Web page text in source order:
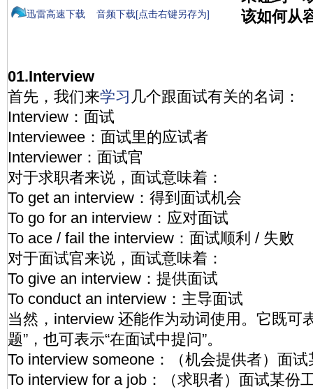
迅雷高速下载 音频下载[点击右键另存为]
该如何从
01.Interview
首先，我们来学习 几个跟面试有关的名词：
Interview：面试
Interviewee：面试里的应试者
Interviewer：面试官
对于求职者来说，面试意味着：
To get an interview：得到面试机会
To go for an interview：应对面试
To ace / fail the interview：面试顺利 / 失败
对于面试官来说，面试意味着：
To give an interview：提供面试
To conduct an interview：主导面试
当然，interview 还能作为动词使用。它既可
题”，也可表示“在面试中提问”。
To interview someone：（机会提供者）面试
To interview for a job：（求职者）面试某份